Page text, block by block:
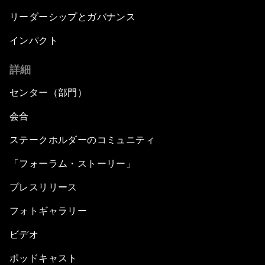
リーダーシップとガバナンス
インパクト
詳細
センター（部門）
会合
ステークホルダーのコミュニティ
「フォーラム・ストーリー」
プレスリリース
フォトギャラリー
ビデオ
ポッドキャスト